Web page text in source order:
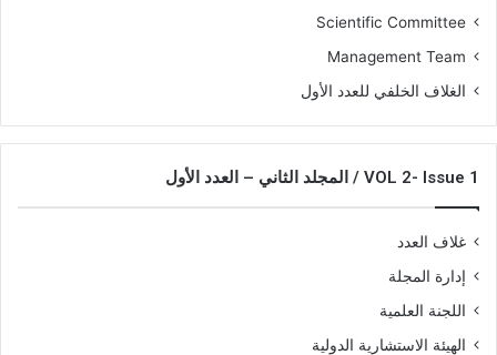
Scientific Committee
Management Team
الغلاف الخلفي للعدد الأول
VOL 2- Issue 1 / المجلد الثاني – العدد الأول
غلاف العدد
إدارة المجلة
اللجنة العلمية
الهيئة الاستشارية الدولية